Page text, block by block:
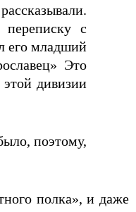
с
его младший
Это
дивизии
поэтому,
полка», и даже